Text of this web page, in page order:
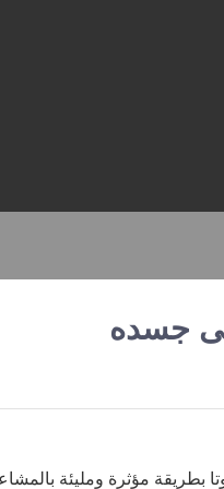
جسده
بطريقة مؤثرة ومليئة